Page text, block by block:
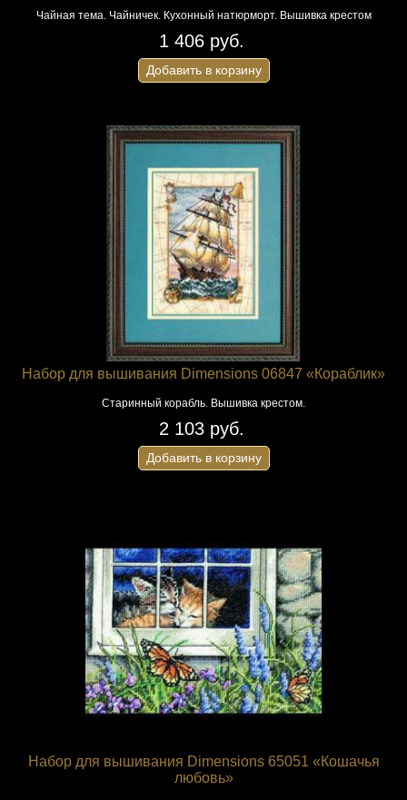
Чайная тема. Чайничек. Кухонный натюрморт. Вышивка крестом
1 406 руб.
Добавить в корзину
Набор для вышивания Dimensions 06847 «Кораблик»
Старинный корабль. Вышивка крестом.
2 103 руб.
Добавить в корзину
Набор для вышивания Dimensions 65051 «Кошачья
любовь»